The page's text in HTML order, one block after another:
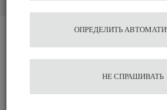
Темперы для
ОПРЕДЕЛИТЬ
НЕ СПРАШИВАТЬ